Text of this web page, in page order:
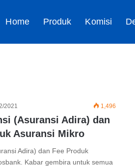
Home Produk Komisi
2021 1,496
(Asuransi Adira) dan
Asuransi Mikro
Adira) dan Fee Produk
Kabar gembira untuk semua